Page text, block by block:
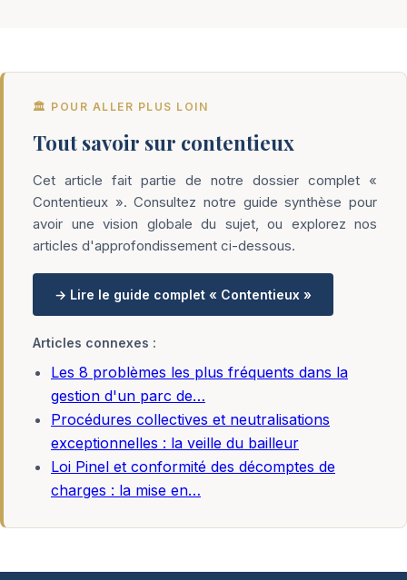
🏛️ POUR ALLER PLUS LOIN
Tout savoir sur contentieux
Cet article fait partie de notre dossier complet «
Contentieux ». Consultez notre guide synthèse pour
avoir une vision globale du sujet, ou explorez nos
articles d'approfondissement ci-dessous.
→ Lire le guide complet « Contentieux »
Articles connexes :
Les 8 problèmes les plus fréquents dans la
gestion d'un parc de…
Procédures collectives et neutralisations
exceptionnelles : la veille du bailleur
Loi Pinel et conformité des décomptes de
charges : la mise en…